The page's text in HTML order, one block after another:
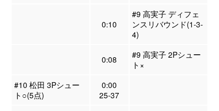
0:10
#9 高実子 ディフェ
ンスリバウンド(1-3-
4)
0:08
#9 高実子 2Pシュー
ト×
#10 松田 3Pシュー
ト○(5点)
0:00
25-37